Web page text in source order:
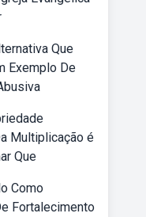
Que
Exemplo De
Multiplicação é
Que
Como
Fortalecimento